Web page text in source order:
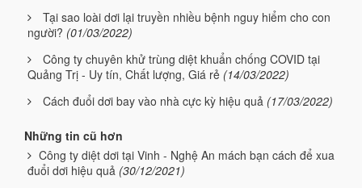
Tại sao loài dơi lại truyền nhiều bệnh nguy hiểm cho con
người? (01/03/2022)
Công ty chuyên khử trùng diệt khuẩn chống COVID tại
Quảng Trị - Uy tín, Chất lượng, Giá rẻ (14/03/2022)
Cách đuổi dơi bay vào nhà cực kỳ hiệu quả (17/03/2022)
Những tin cũ hơn
Công ty diệt dơi tại Vinh - Nghệ An mách bạn cách để xua
đuổi dơi hiệu quả (30/12/2021)